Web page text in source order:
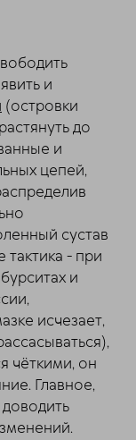
и
(островки
до
и
цепей,
сустав
тактика - при
и
исчезает,
чёткими, он
Главное,